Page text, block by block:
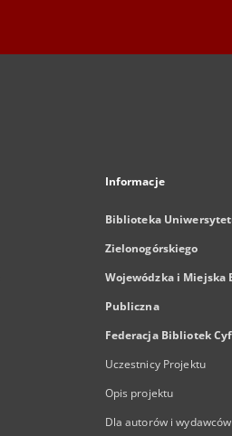
Informacje
Biblioteka
Zielonogórskiego
Wojewódzka i Miejska
Publiczna
Federacja Bibliotek
Uczestnicy Projektu
Opis projektu
Dla autorów i wydawców